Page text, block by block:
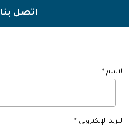
اتصل بنا
الاسم *
البريد الإلكتروني *